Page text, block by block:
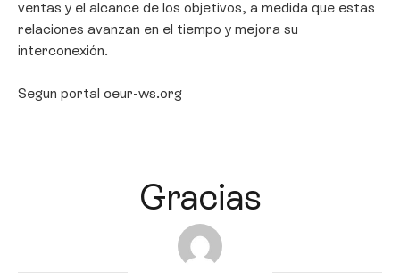
ventas y el alcance de los objetivos, a medida que estas
relaciones avanzan en el tiempo y mejora su
interconexión.
Segun portal ceur-ws.org
Gracias